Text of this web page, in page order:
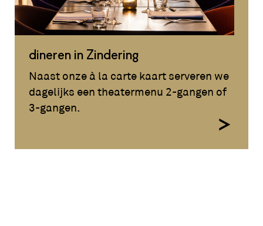
dineren in Zindering
Naast onze à la carte kaart serveren we
dagelijks een theatermenu 2-gangen of
3-gangen.